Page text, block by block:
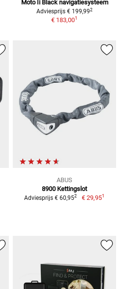
Moto Ii Black navigatiesysteem
Adviesprijs € 199,992
€ 183,001
ABUS
8900 Kettingslot
Adviesprijs € 60,952 € 29,951